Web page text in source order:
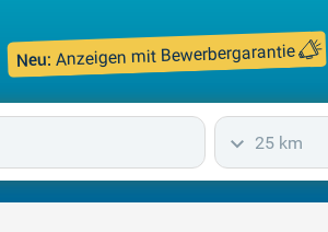
Neu: Anzeigen mit Bewerbergarantie
25 km